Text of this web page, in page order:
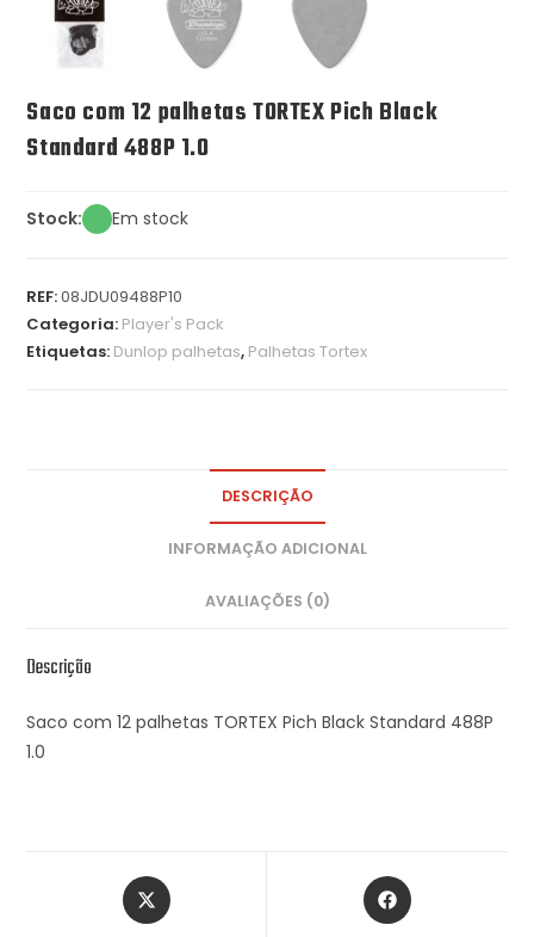
Saco com 12 palhetas TORTEX Pich Black
Standard 488P 1.0
Stock: Em stock
REF:08JDU09488P10
Categoria: Player's Pack
Etiquetas: Dunlop palhetas, Palhetas Tortex
DESCRIÇÃO
INFORMAÇÃO ADICIONAL
AVALIAÇÕES (0)
Descrição
Saco com 12 palhetas TORTEX Pich Black Standard 488P
1.0